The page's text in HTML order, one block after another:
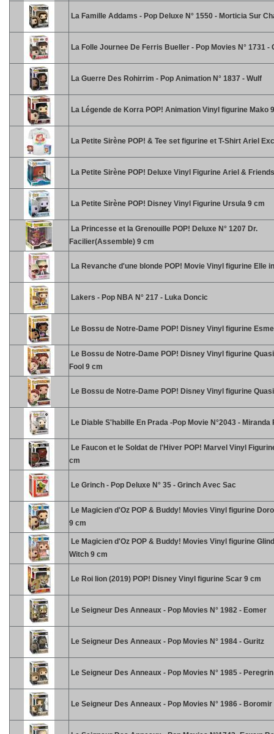
La Famille Addams - Pop Deluxe N° 1550 - Morticia Sur
La Folle Journee De Ferris Bueller - Pop Movies N° 1731 -
La Guerre Des Rohirrim - Pop Animation N° 1837 - Wulf
La Légende de Korra POP! Animation Vinyl figurine Mako
La Petite Sirène POP! & Tee set figurine et T-Shirt Ariel
La Petite Sirène POP! Deluxe Vinyl Figurine Ariel &
La Petite Sirène POP! Disney Vinyl Figurine Ursula 9 cm
La Princesse et la Grenouille POP! Deluxe N° 1207 Dr.
Facilier(Assemble) 9 cm
La Revanche d'une blonde POP! Movie Vinyl figurine Elle
Lakers - Pop NBA N° 217 - Luka Doncic
Le Bossu de Notre-Dame POP! Disney Vinyl figurine
Le Bossu de Notre-Dame POP! Disney Vinyl figurine
Fool 9 cm
Le Bossu de Notre-Dame POP! Disney Vinyl figurine
Le Diable S'habille En Prada -Pop Movie N°2043 - Miranda
Le Faucon et le Soldat de l'Hiver POP! Marvel Vinyl
cm
Le Grinch - Pop Deluxe N° 35 - Grinch Avec Sac
Le Magicien d'Oz POP & Buddy! Movies Vinyl figurine
9 cm
Le Magicien d'Oz POP & Buddy! Movies Vinyl figurine
Witch 9 cm
Le Roi lion (2019) POP! Disney Vinyl figurine Scar 9 cm
Le Seigneur Des Anneaux - Pop Movies N° 1982 - Eomer
Le Seigneur Des Anneaux - Pop Movies N° 1984 - Guritz
Le Seigneur Des Anneaux - Pop Movies N° 1985 -
Le Seigneur Des Anneaux - Pop Movies N° 1986 - Boromir